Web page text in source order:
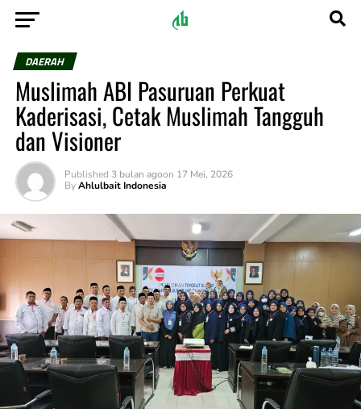
DAERAH
Muslimah ABI Pasuruan Perkuat
Kaderisasi, Cetak Muslimah Tangguh
dan Visioner
Published 3 bulan agoon 17 Mei, 2026
By Ahlulbait Indonesia